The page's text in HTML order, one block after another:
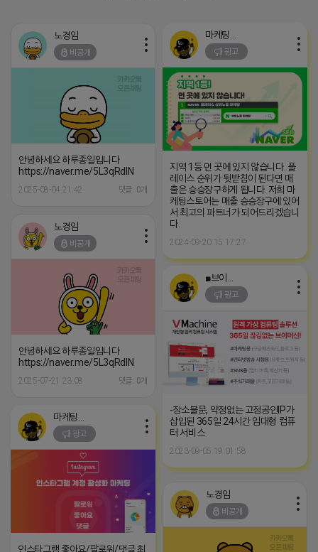
노경임
비공개
안녕하세요 하루종일입니다
https://naver.me/5L3qRdlN
2025-08-04 21:42 댓글: 0개
광고
지역 1등 먼 곳에 있지 않습니다. 플
레이스 순위가 뒷받침이 된다면 매
출은 승승장구하게 됩니다. 저희 마
케팅스토어는 매출 승승장구에 있어
서 최고의 파트너가 되어드리겠습니
다.
2024-09-20 15:17:27
노경임
비공개
안녕하세요 하루종일입니다
https://naver.me/5L3qRdlN
2025-07-21 23:08 댓글: 0개
광고
-장소불문, 약정없는 고정공인IP가
삽입된 365일 24시간 임대형 컴퓨
터 서비스
2023-09-05 19:01:58
광고
인스타그램 좋아요/팔로워/댓글 최
노경임
비공개